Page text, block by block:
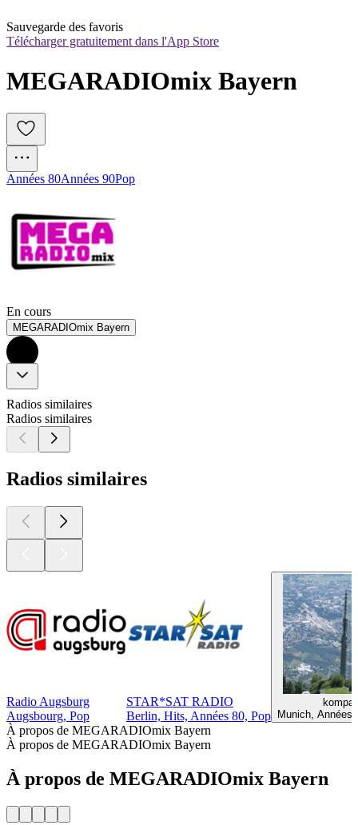
Sauvegarde des favoris
Télécharger gratuitement dans l'App Store
MEGARADIOmix Bayern
Années 80Années 90Pop
En cours
MEGARADIOmix Bayern
Radios similaires
Radios similaires
Radios similaires
Radio Augsburg
Augsbourg, Pop
STAR*SAT RADIO
Berlin, Hits, Années 80, Pop
Munich, Années
À propos de MEGARADIOmix Bayern
À propos de MEGARADIOmix Bayern
À propos de MEGARADIOmix Bayern